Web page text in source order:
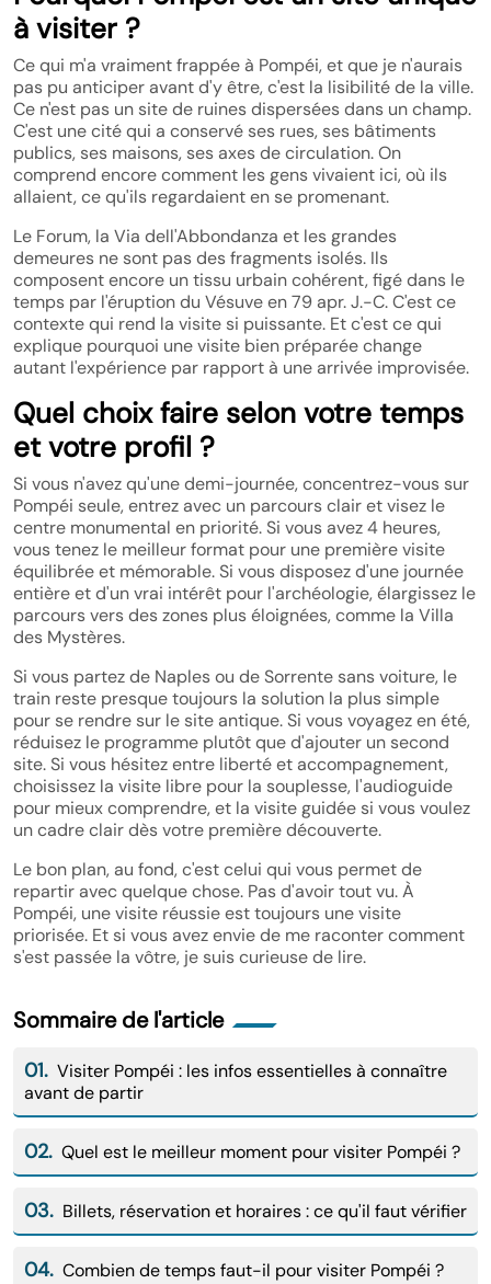
à visiter ?
Ce qui m'a vraiment frappée à Pompéi, et que je n'aurais
pas pu anticiper avant d'y être, c'est la lisibilité de la ville.
Ce n'est pas un site de ruines dispersées dans un champ.
C'est une cité qui a conservé ses rues, ses bâtiments
publics, ses maisons, ses axes de circulation. On
comprend encore comment les gens vivaient ici, où ils
allaient, ce qu'ils regardaient en se promenant.
Le Forum, la Via dell'Abbondanza et les grandes
demeures ne sont pas des fragments isolés. Ils
composent encore un tissu urbain cohérent, figé dans le
temps par l'éruption du Vésuve en 79 apr. J.-C. C'est ce
contexte qui rend la visite si puissante. Et c'est ce qui
explique pourquoi une visite bien préparée change
autant l'expérience par rapport à une arrivée improvisée.
Quel choix faire selon votre temps
et votre profil ?
Si vous n'avez qu'une demi-journée, concentrez-vous sur
Pompéi seule, entrez avec un parcours clair et visez le
centre monumental en priorité. Si vous avez 4 heures,
vous tenez le meilleur format pour une première visite
équilibrée et mémorable. Si vous disposez d'une journée
entière et d'un vrai intérêt pour l'archéologie, élargissez le
parcours vers des zones plus éloignées, comme la Villa
des Mystères.
Si vous partez de Naples ou de Sorrente sans voiture, le
train reste presque toujours la solution la plus simple
pour se rendre sur le site antique. Si vous voyagez en été,
réduisez le programme plutôt que d'ajouter un second
site. Si vous hésitez entre liberté et accompagnement,
choisissez la visite libre pour la souplesse, l'audioguide
pour mieux comprendre, et la visite guidée si vous voulez
un cadre clair dès votre première découverte.
Le bon plan, au fond, c'est celui qui vous permet de
repartir avec quelque chose. Pas d'avoir tout vu. À
Pompéi, une visite réussie est toujours une visite
priorisée. Et si vous avez envie de me raconter comment
s'est passée la vôtre, je suis curieuse de lire.
Sommaire de l'article
01. Visiter Pompéi : les infos essentielles à connaître
avant de partir
02. Quel est le meilleur moment pour visiter Pompéi ?
03. Billets, réservation et horaires : ce qu'il faut vérifier
04. Combien de temps faut-il pour visiter Pompéi ?